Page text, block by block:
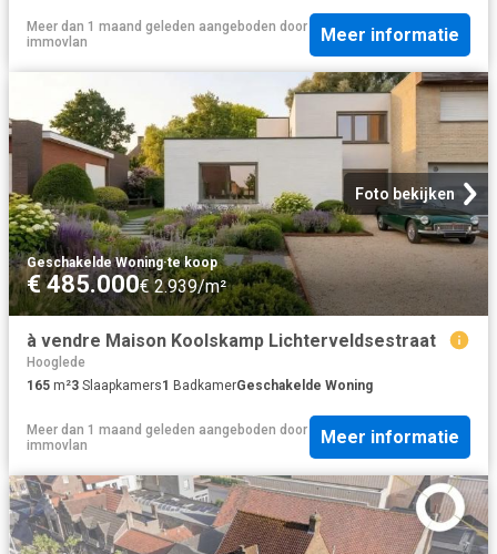
Meer dan 1 maand geleden aangeboden door
immovlan
Meer informatie
Foto bekijken
Geschakelde Woning·te koop
€ 485.000€ 2.939/m²
à vendre Maison Koolskamp Lichterveldsestraat
Hooglede
165 m²3 Slaapkamers1 BadkamerGeschakelde Woning
Meer dan 1 maand geleden aangeboden door
immovlan
Meer informatie